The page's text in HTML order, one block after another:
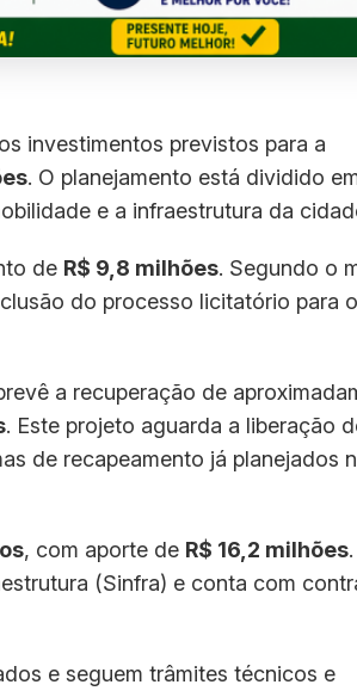
investimentos previstos para a
. O planejamento está dividido
e a infraestrutura da
de R$ 9,8 milhões. Segundo o
do processo licitatório para
a recuperação de
. Este projeto aguarda a liberação
de recapeamento já planejados
, com aporte de R$ 16,2 milhões
(Sinfra) e conta com
e seguem trâmites técnicos e